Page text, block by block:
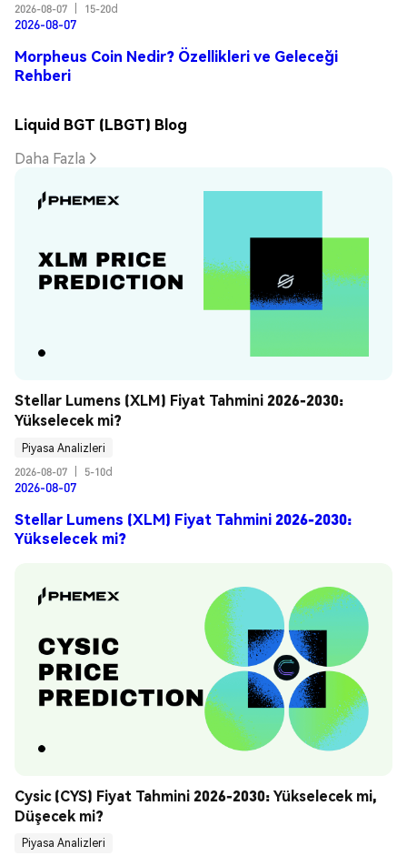
2026-08-07
15-20d
2026-08-07
Morpheus Coin Nedir? Özellikleri ve Geleceği
Rehberi
Liquid BGT (LBGT) Blog
Daha Fazla
Stellar Lumens (XLM) Fiyat Tahmini 2026-2030:
Yükselecek mi?
Piyasa Analizleri
2026-08-07
5-10d
2026-08-07
Stellar Lumens (XLM) Fiyat Tahmini 2026-2030:
Yükselecek mi?
Cysic (CYS) Fiyat Tahmini 2026-2030: Yükselecek mi,
Düşecek mi?
Piyasa Analizleri